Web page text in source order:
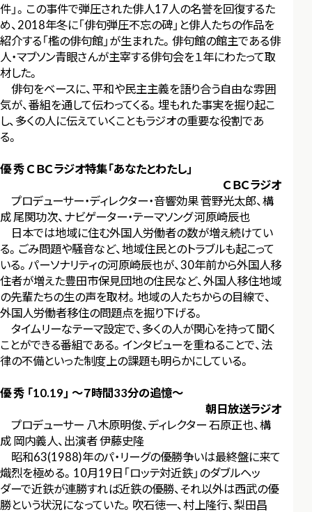
件」。この事件で弾圧された俳人17人の名誉を回復するた
め、2018年冬に「俳句弾圧不忘の碑」と俳人たちの作品を
紹介する「檻の俳句館」が生まれた。俳句館の館主である俳
人・マブソン青眼さんが主宰する俳句会を１年にわたって取
材した。
俳句をベースに、平和や民主主義を語り合う自由な雰囲
気が、番組を通して伝わってくる。埋もれた事実を掘り起こ
し、多くの人に伝えていくこともラジオの重要な役割であ
る。
優 秀 ＣＢＣラジオ特集「あなたとわたし」
ＣＢＣラジオ
プロデューサー・ディレクター・音響効果 菅野光太郎、構
成 尾関功次、ナビゲーター・テーマソング 河原崎辰也
日本では地域に住む外国人労働者の数が増え続けてい
る。ごみ問題や騒音など、地域住民とのトラブルも起こって
いる。パーソナリティの河原崎辰也が、30年前から外国人移
住者が増えた豊田市保見団地の住民など、外国人移住地域
の先輩たちの生の声を取材。地域の人たちからの目線で、
外国人労働者移住の問題点を掘り下げる。
タイムリーなテーマ設定で、多くの人が関心を持って聞く
ことができる番組である。インタビューを重ねることで、法
律の不備といった制度上の課題も明らかにしている。
優 秀 「10.19」 ～７時間33分の追憶～
朝日放送ラジオ
プロデューサー 八木原明俊、ディレクター 石原正也、構
成 岡内義人、出演者 伊藤史隆
昭和63(1988)年のパ・リーグの優勝争いは最終盤に来て
熾烈を極める。10月19日「ロッテ対近鉄」のダブルヘッ
ダーで近鉄が連勝すれば近鉄の優勝、それ以外は西武の優
勝という状況になっていた。吹石徳一、村上隆行、梨田昌